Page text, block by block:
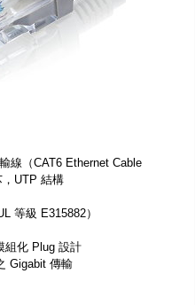
線（CAT6 Ethernet Cable
UTP 結構
等級 E315882）
組化 Plug 設計
Gigabit 傳輸